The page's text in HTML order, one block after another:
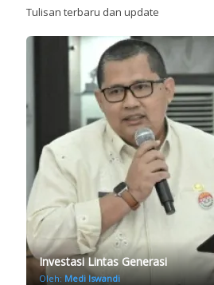
Tulisan terbaru dan update
Investasi Lintas Generasi
Oleh: Medi Iswandi